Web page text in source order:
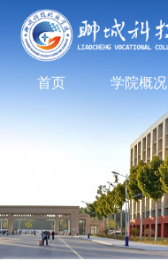
首页 学院概况